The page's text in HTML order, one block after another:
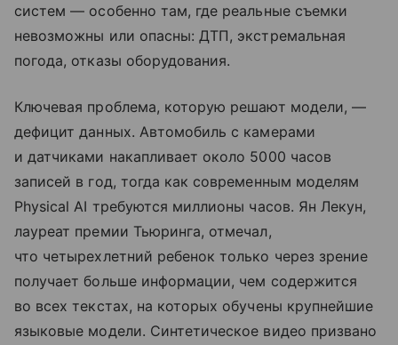
систем — особенно там, где реальные съемки
невозможны или опасны: ДТП, экстремальная
погода, отказы оборудования.
Ключевая проблема, которую решают модели, —
дефицит данных. Автомобиль с камерами
и датчиками накапливает около 5000 часов
записей в год, тогда как современным моделям
Physical AI требуются миллионы часов. Ян Лекун,
лауреат премии Тьюринга, отмечал,
что четырехлетний ребенок только через зрение
получает больше информации, чем содержится
во всех текстах, на которых обучены крупнейшие
языковые модели. Синтетическое видео призвано